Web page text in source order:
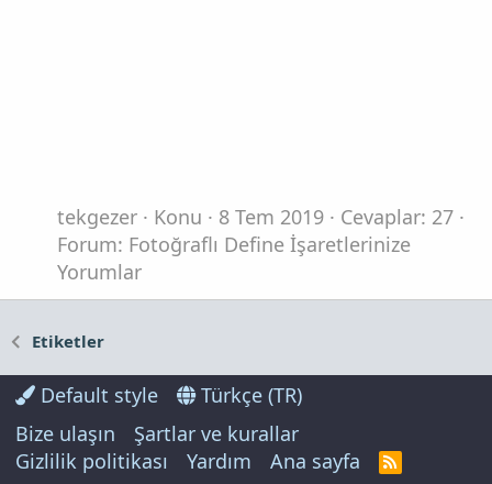
tekgezer Konu 8 Tem 2019
Cevaplar: 27
Forum: Fotoğraflı Define İşaretlerinize
Yorumlar
Etiketler
Default style
Türkçe (TR)
Bize ulaşın
Şartlar ve kurallar
Gizlilik politikası
Yardım Ana sayfa
R